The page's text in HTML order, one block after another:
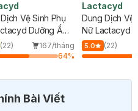
Vệ Sinh Phụ
Dưỡng Ẩm
(22)
167/tháng
64%
Lactacyd
Dung Dịch Vệ
Nữ Lactacyd
Nhạy Cảm
5.0 (22)
Bài Viết